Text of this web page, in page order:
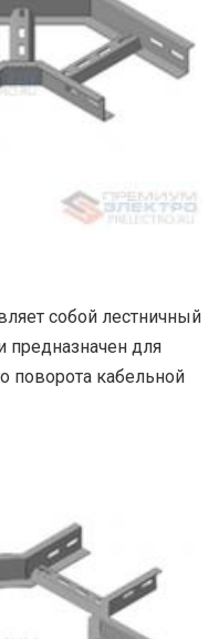
собой лестничный
предназначен для
поворота кабельной